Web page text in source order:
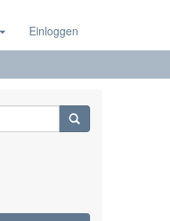
Einloggen